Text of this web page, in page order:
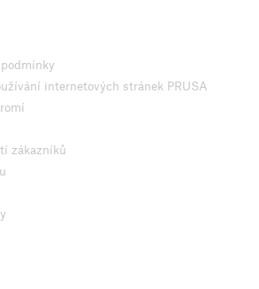
internetových stránek PRUSA
zákazníků